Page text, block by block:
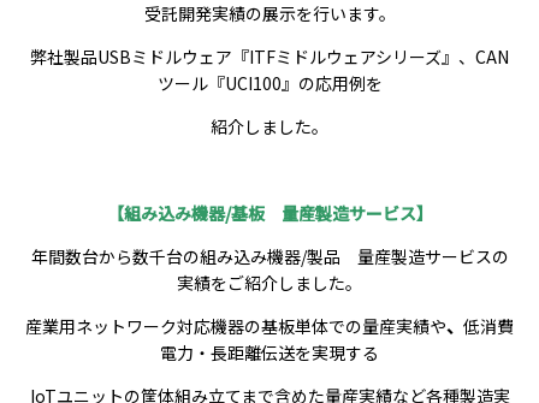
受託開発実績の展示を行います。
弊社製品USBミドルウェア『ITFミドルウェアシリーズ』、CAN
ツール『UCI100』の応用例を
紹介しました。
【組み込み機器/基板 量産製造サービス】
年間数台から数千台の組み込み機器/製品 量産製造サービスの
実績をご紹介しました。
産業用ネットワーク対応機器の基板単体での量産実績や、 低消費
電力・長距離伝送を実現する
IoTユニットの筐体組み立てまで含めた量産実績など各種製造実